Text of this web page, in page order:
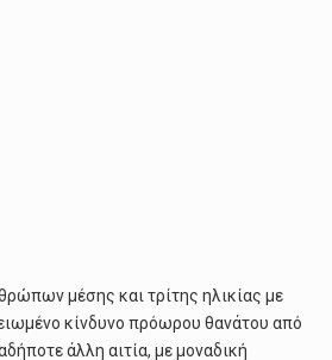
μέσης και τρίτης ηλικίας με
κίνδυνο πρόωρου θανάτου από
άλλη αιτία, με μοναδική